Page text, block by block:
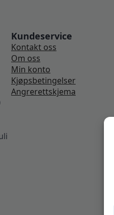
Kundeservice
Kontakt oss
Om oss
Min konto
Kjøpsbetingelser
Angrerettskjema